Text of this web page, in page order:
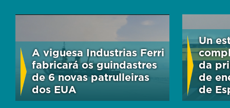
A viguesa Industrias Ferri
fabricará os guindastres
de 6 novas patrulleiras
dos EUA
Un
da
de
de